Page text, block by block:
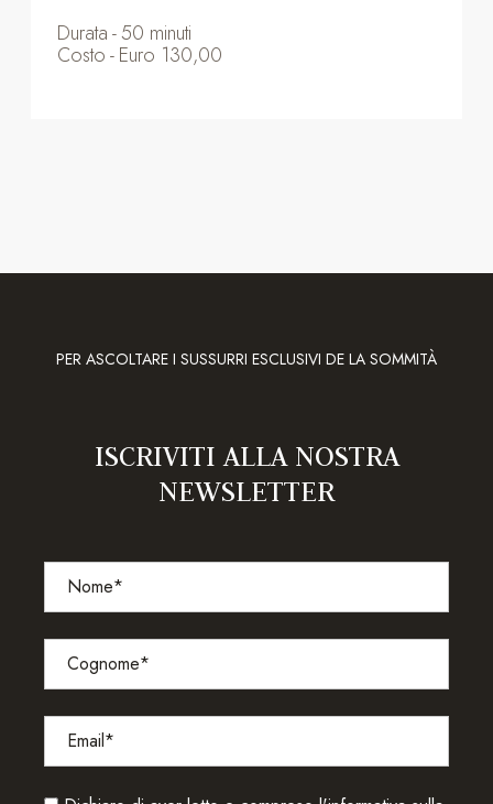
Durata-50 minuti
Costo-Euro 130,00
PER ASCOLTARE I SUSSURRI ESCLUSIVI DE LA SOMMITÀ
ISCRIVITI ALLA NOSTRA
NEWSLETTER